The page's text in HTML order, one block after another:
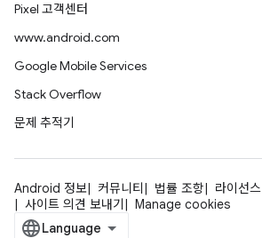
Pixel 고객센터
www.android.com
Google Mobile Services
Stack Overflow
문제 추적기
Android 정보 커뮤니티 법률 조항 라이선스
사이트 의견 보내기
Manage cookies